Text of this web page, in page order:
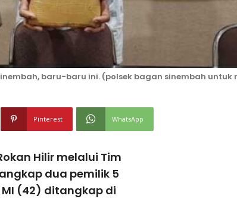
baru-baru ini. (polsek bagan sinembah untuk
Pinterest WhatsApp
Hilir melalui Tim
dua pemilik 5
MI (42) ditangkap di